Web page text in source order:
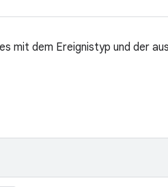
mit dem Ereignistyp und der